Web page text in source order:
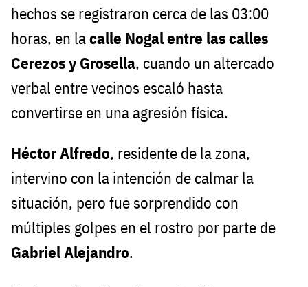
hechos se registraron cerca de las 03:00
horas, en lacalle Nogal entre las calles
Cerezos y Grosella, cuando un altercado
verbal entre vecinos escaló hasta
convertirse en una agresión física.
Héctor Alfredo, residente de la zona,
intervino con la intención de calmar la
situación, pero fue sorprendido con
múltiples golpes en el rostro por parte de
Gabriel Alejandro.